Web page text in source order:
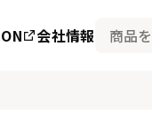
会社情報